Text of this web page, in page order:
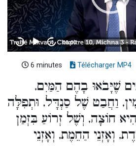
6 minutes Télécharger MP4
שֶׁיָּבֹאוּ בָהֶם הַמַּיִם,
וַחֲבַט שֶׁל סַנְדָּל, וּתְפִלָּה
חוֹצָה, וְשֶׁל זְרוֹעַ בִּזְמַן
וְאָזְנֵי הַחֵמֶת, וְאָזְנֵי